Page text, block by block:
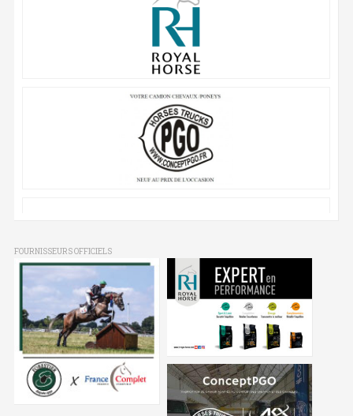
FOURNISSEURS OFFICIELS